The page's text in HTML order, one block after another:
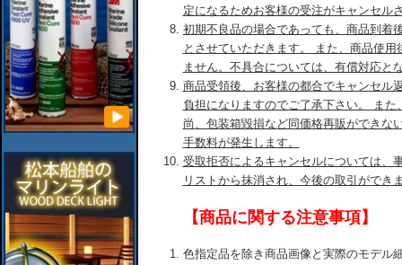
定になるためお客様の受注がキャンセル
初期不良品の場合であっても、商品到着
とさせていただきます。 また、商品使
ません。不具合については、有償対応と
商品受領後、お客様の都合でキャンセル
負担になりますのでご了承下さい。 ま
尚、包装箱毀損など同価格再販ができな
手数料が発生します。
受取拒否によるキャンセルについては、
リストから抹消され、今後の取引ができ
【商品に関する注意事項】
色指定品を除き商品画像と実際のモデル